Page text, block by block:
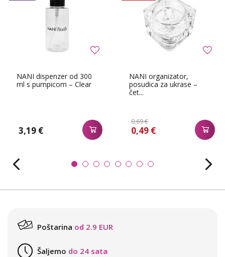
NANI dispenzer od 300
ml s pumpicom – Clear
3,19 €
NANI organizator,
posudica za ukrase –
čet...
0,69 €
0,49 €
Poštarina od 2.9 EUR
Šaljemo do 24 sata